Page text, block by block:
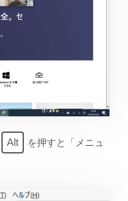
Alt
を押すと「メニュ